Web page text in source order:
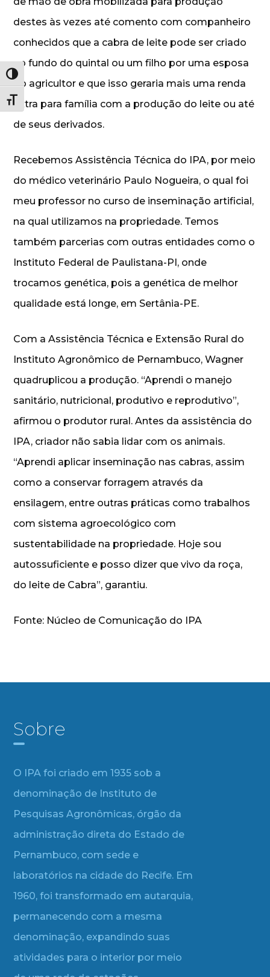
Alternar alto contraste
Alternar tamanho da fonte
destes às vezes até comento com companheiro
conhecidos que a cabra de leite pode ser criado
no fundo do quintal ou um filho por uma esposa
do agricultor e que isso geraria mais uma renda
extra para família com a produção do leite ou até
de seus derivados.
Recebemos Assistência Técnica do IPA, por meio
do médico veterinário Paulo Nogueira, o qual foi
meu professor no curso de inseminação artificial,
na qual utilizamos na propriedade. Temos
também parcerias com outras entidades como o
Instituto Federal de Paulistana-PI, onde
trocamos genética, pois a genética de melhor
qualidade está longe, em Sertânia-PE.
Com a Assistência Técnica e Extensão Rural do
Instituto Agronômico de Pernambuco, Wagner
quadruplicou a produção. “Aprendi o manejo
sanitário, nutricional, produtivo e reprodutivo”,
afirmou o produtor rural. Antes da assistência do
IPA, criador não sabia lidar com os animais.
“Aprendi aplicar inseminação nas cabras, assim
como a conservar forragem através da
ensilagem, entre outras práticas como trabalhos
com sistema agroecológico com
sustentabilidade na propriedade. Hoje sou
autossuficiente e posso dizer que vivo da roça,
do leite de Cabra”, garantiu.
Fonte: Núcleo de Comunicação do IPA
Sobre
O IPA foi criado em 1935 sob a
denominação de Instituto de
Pesquisas Agronômicas, órgão da
administração direta do Estado de
Pernambuco, com sede e
laboratórios na cidade do Recife. Em
1960, foi transformado em autarquia,
permanecendo com a mesma
denominação, expandindo suas
atividades para o interior por meio